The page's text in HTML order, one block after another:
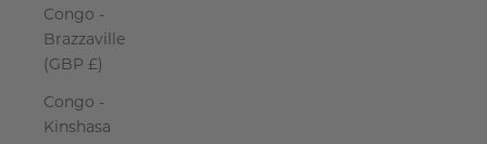
Congo -
Brazzaville
(GBP £)
Congo -
Kinshasa